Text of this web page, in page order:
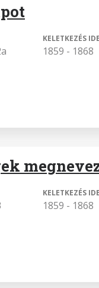
KELETKEZÉS
1859 - 1868
KELETKEZÉS
1859 - 1868